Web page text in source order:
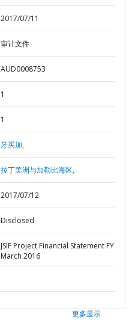
2017/07/11
审计文件
AUD0008753
1
1
牙买加,
拉丁美洲与加勒比海区,
2017/07/12
Disclosed
JSIF Project Financial Statement FY
March 2016
更多显示